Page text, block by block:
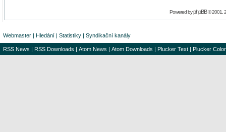
Powered byphpBB© 2001,
Webmaster | Hledání | Statistiky | Syndikační kanály
RSS News | RSS Downloads | Atom News | Atom Downloads | Plucker Text | Plucker Color